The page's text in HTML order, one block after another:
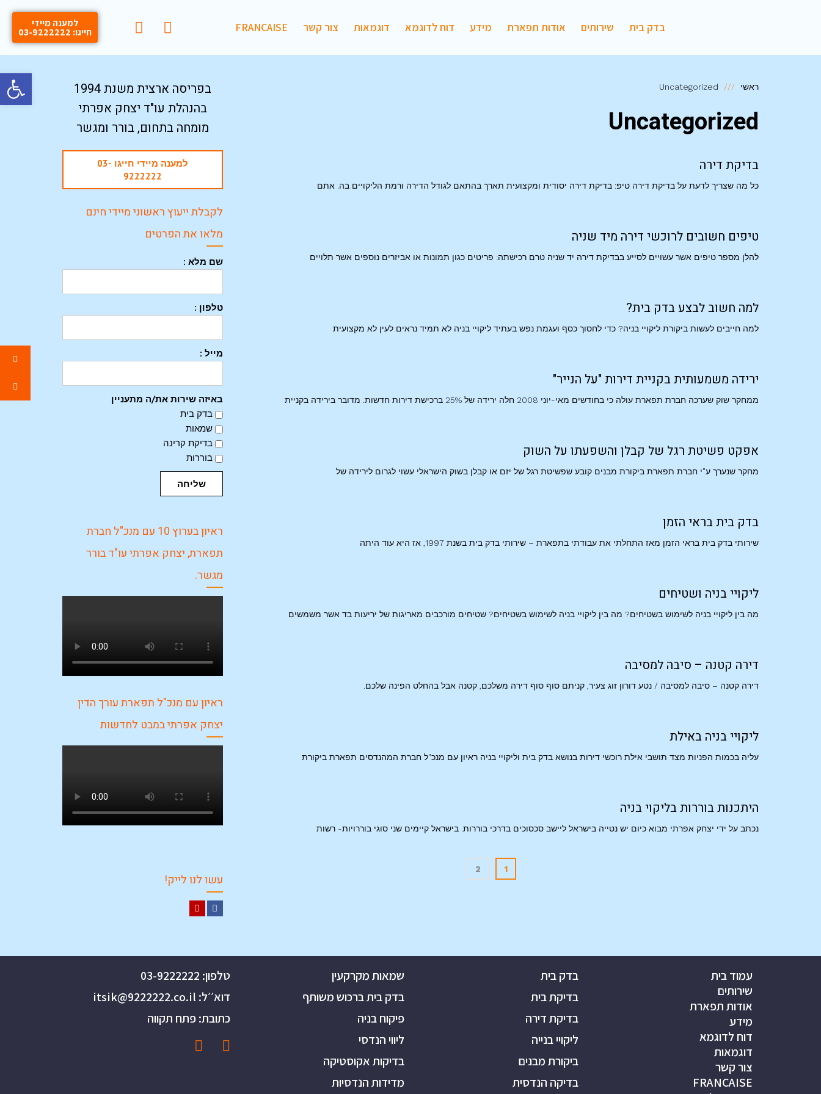
בדק בית שירותים אודות תפארת מידע דוח לדוגמא דוגמאות צור קשר FRANÇAISE למענה מיידי
חייגו: 03-9222222
ראשי Uncategorized
Uncategorized
בדיקת דירה
כל מה שצריך לדעת על בדיקת דירה טיפ: בדיקת דירה יסודית ומקצועית תארך בהתאם לגודל הדירה ורמת הליקויים בה. אתם
טיפים חשובים לרוכשי דירה מיד שניה
להלן מספר טיפים אשר עשויים לסייע בבדיקת דירה יד שניה טרם רכישתה: פריטים כגון תמונות או אביזרים נוספים אשר תלויים
למה חשוב לבצע בדק בית?
למה חייבים לעשות ביקורת ליקויי בניה? כדי לחסוך כסף ועגמת נפש בעתיד ליקויי בניה לא תמיד נראים לעין לא מקצועית
ירידה משמעותית בקניית דירות "על הנייר"
ממחקר שוק שערכה חברת תפארת עולה כי בחודשים מאי-יוני 2008 חלה ירידה של 25% ברכישת דירות חדשות. מדובר בירידה בקניית
אפקט פשיטת רגל של קבלן והשפעתו על השוק
מחקר שנערך ע"י חברת תפארת ביקורת מבנים קובע שפשיטת רגל של יזם או קבלן בשוק הישראלי עשוי לגרום לירידה של
בדק בית בראי הזמן
שירותי בדק בית בראי הזמן מאז התחלתי את עבודתי בתפארת – שירותי בדק בית בשנת 1997, אז היא עוד היתה
ליקויי בניה ושטיחים
מה בין ליקויי בניה לשימוש בשטיחים? מה בין ליקויי בניה לשימוש בשטיחים? שטיחים מורכבים מאריגות של יריעות בד אשר משמשים
דירה קטנה – סיבה למסיבה
דירה קטנה – סיבה למסיבה / נטע דורון זוג צעיר, קניתם סוף סוף דירה משלכם, קטנה אבל בהחלט הפינה שלכם.
ליקויי בניה באילת
עליה בכמות הפניות מצד תושבי אילת רוכשי דירות בנושא בדק בית וליקויי בניה ראיון עם מנכ"ל חברת המהנדסים תפארת ביקורת
היתכנות בוררות בליקוי בניה
נכתב על ידי יצחק אפרתי מבוא כיום יש נטייה בישראל ליישב סכסוכים בדרכי בוררות. בישראל קיימים שני סוגי בוררויות- רשות
1
2
בפריסה ארצית משנת 1994
בהנהלת עו"ד יצחק אפרתי
מומחה בתחום, בורר ומגשר
למענה מיידי חייגו 03-
9222222
לקבלת ייעוץ ראשוני מיידי חינם
מלאו את הפרטים
שם מלא :
טלפון :
מייל :
באיזה שירות את/ה מתעניין
בדק בית
שמאות
בדיקת קרינה
בוררות
שליחה
ראיון בערוץ 10 עם מנכ"ל חברת
תפארת, יצחק אפרתי עו"ד בורר
מגשר.
ראיון עם מנכ"ל תפארת עורך הדין
יצחק אפרתי במבט לחדשות
עשו לנו לייק!
b
o
k
u
b
עמוד בית
שירותים
אודות תפארת
מידע
דוח לדוגמא
דוגמאות
צור קשר
FRANÇAISE
בדק בית
בדיקת בית
בדיקת דירה
ליקויי בנייה
ביקורת מבנים
בדיקה הנדסית
שמאות מקרקעין
בדק בית ברכוש משותף
פיקוח בניה
ליווי הנדסי
בדיקות אקוסטיקה
מדידות הנדסיות
טלפון: 03-9222222
דוא׳׳ל: itsik@9222222.co.il
כתובת: פתח תקווה
פתח